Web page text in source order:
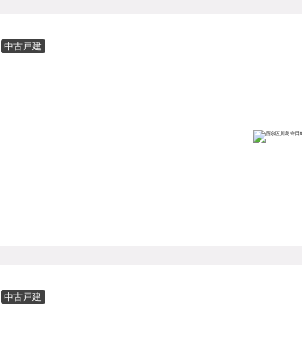
中古戸建
中古戸建